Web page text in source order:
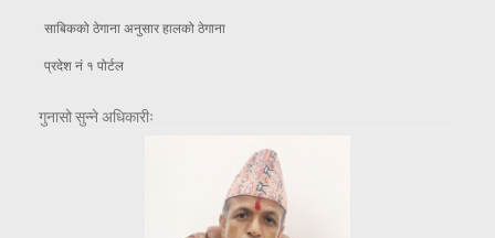
साबिकको ठेगाना अनुसार हालको ठेगाना
प्रदेश नं १ पोर्टल
गुनासो सुन्ने अधिकारीः